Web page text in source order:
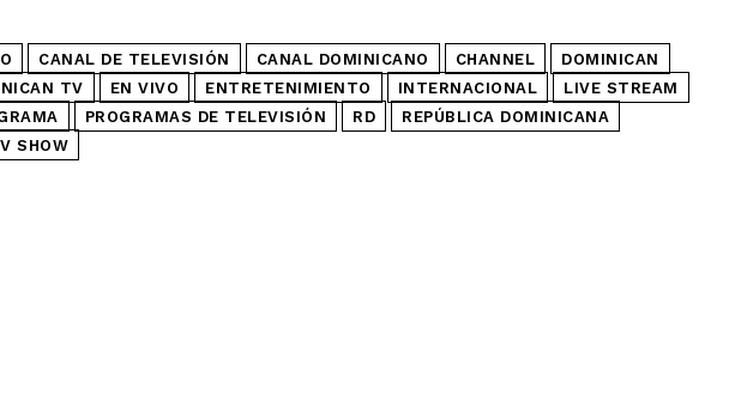
CANAL DE TELEVISIÓN CANAL DOMINICANO CHANNEL
DOMINICAN
TV EN VIVO ENTRETENIMIENTO INTERNACIONAL
LIVE STREAM
PROGRAMAS DE TELEVISIÓN RD
REPÚBLICA DOMINICANA
SHOW